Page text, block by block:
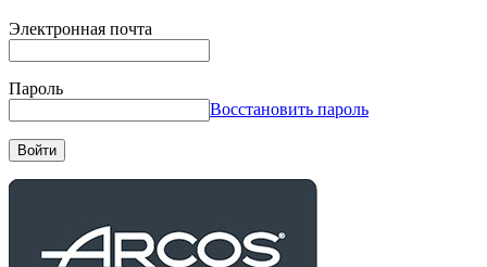
Электронная почта
Пароль
Восстановить пароль
Войти